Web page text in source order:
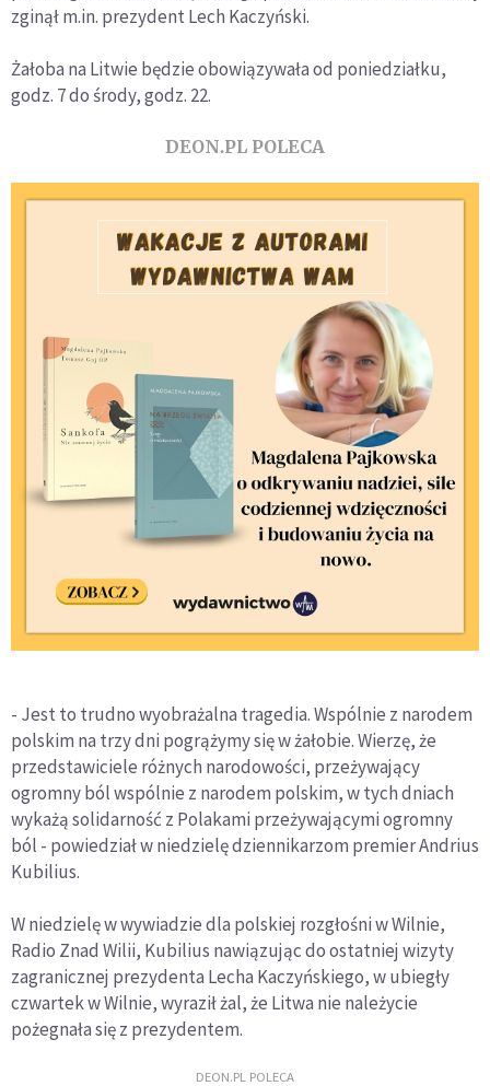
zginął m.in. prezydent Lech Kaczyński.
Żałoba na Litwie będzie obowiązywała od poniedziałku,
godz. 7 do środy, godz. 22.
DEON.PL POLECA
- Jest to trudno wyobrażalna tragedia. Wspólnie z narodem
polskim na trzy dni pogrążymy się w żałobie. Wierzę, że
przedstawiciele różnych narodowości, przeżywający
ogromny ból wspólnie z narodem polskim, w tych dniach
wykażą solidarność z Polakami przeżywającymi ogromny
ból - powiedział w niedzielę dziennikarzom premier Andrius
Kubilius.
W niedzielę w wywiadzie dla polskiej rozgłośni w Wilnie,
Radio Znad Wilii, Kubilius nawiązując do ostatniej wizyty
zagranicznej prezydenta Lecha Kaczyńskiego, w ubiegły
czwartek w Wilnie, wyraził żal, że Litwa nie należycie
pożegnała się z prezydentem.
DEON.PL POLECA